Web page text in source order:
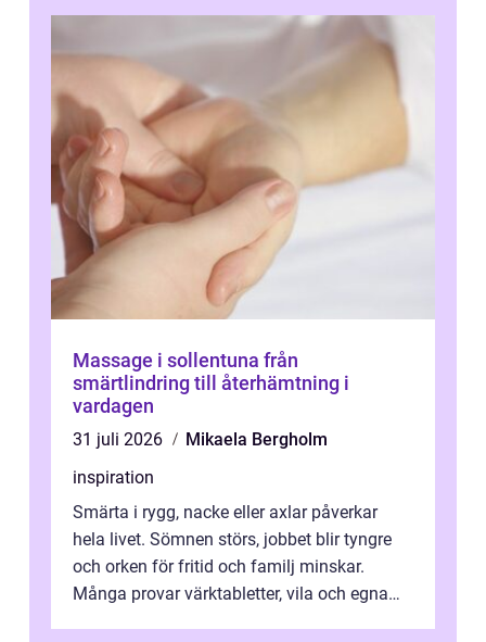
Massage i sollentuna från
smärtlindring till återhämtning i
vardagen
31 juli 2026
Mikaela Bergholm
inspiration
Smärta i rygg, nacke eller axlar påverkar
hela livet. Sömnen störs, jobbet blir tyngre
och orken för fritid och familj minskar.
Många provar värktabletter, vila och egna